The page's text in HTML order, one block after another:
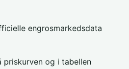
engrosmarkedsdata
priskurven og i tabellen